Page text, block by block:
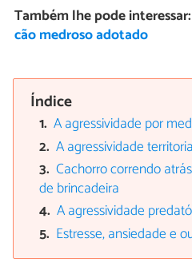
Também lhe pode interessar:
cão medroso adotado
Índice
A agressividade por
A agressividade
Cachorro correndo
de brincadeira
A agressividade
Estresse, ansiedade e